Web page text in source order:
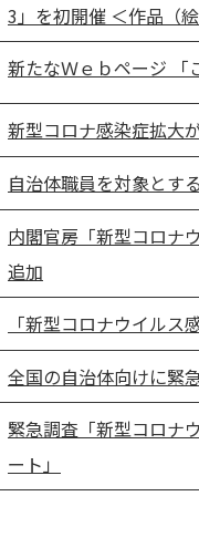
3」を初開催 ＜作品（
新たなＷｅｂページ 「
新型コロナ感染症拡大
自治体職員を対象とす
内閣官房「新型コロナ
追加
「新型コロナウイル
全国の自治体向けに緊
緊急調査「新型コロナ
ート」